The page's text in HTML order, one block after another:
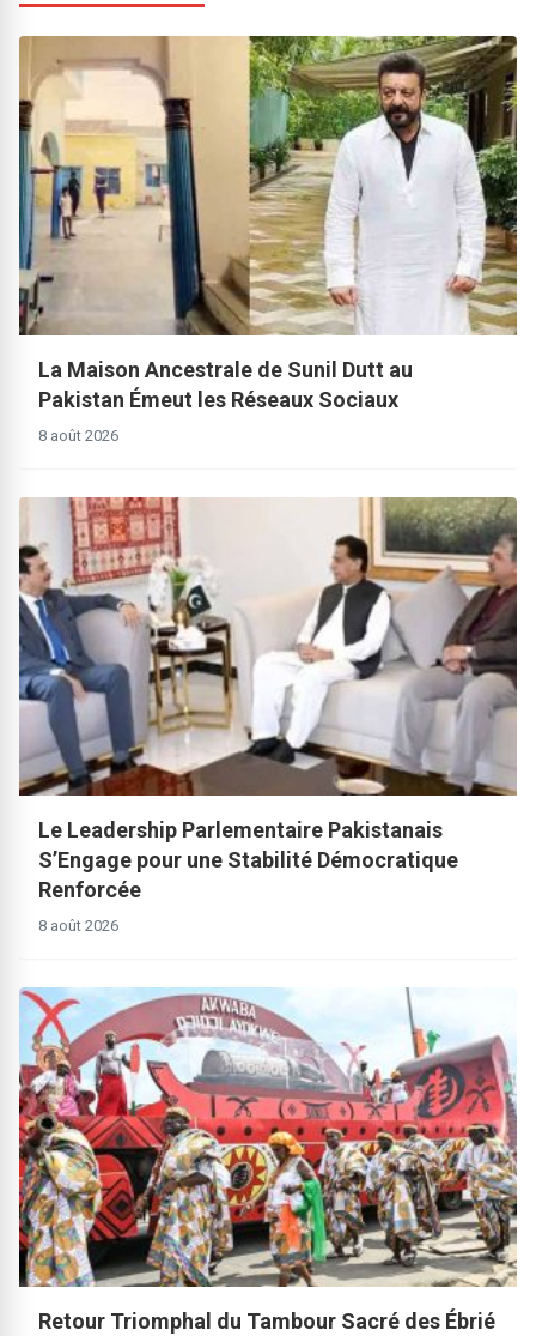
La Maison Ancestrale de Sunil Dutt au
Pakistan Émeut les Réseaux Sociaux
8 août 2026
Le Leadership Parlementaire Pakistanais
S’Engage pour une Stabilité Démocratique
Renforcée
8 août 2026
Retour Triomphal du Tambour Sacré des Ébrié